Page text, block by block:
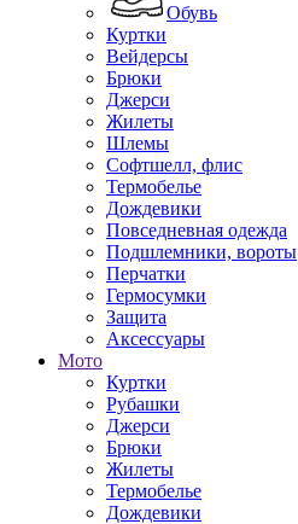
Обувь
Куртки
Вейдерсы
Брюки
Джерси
Жилеты
Шлемы
Софтшелл, флис
Термобелье
Дождевики
Повседневная одежда
Подшлемники, вороты
Перчатки
Гермосумки
Защита
Аксессуары
Мото
Куртки
Рубашки
Джерси
Брюки
Жилеты
Термобелье
Дождевики